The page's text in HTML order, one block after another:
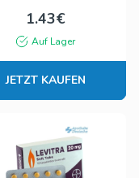
1.43€
Auf Lager
JETZT KAUFEN